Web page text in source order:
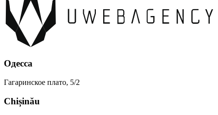
Одесса
Гагаринское плато, 5/2
Chișinău